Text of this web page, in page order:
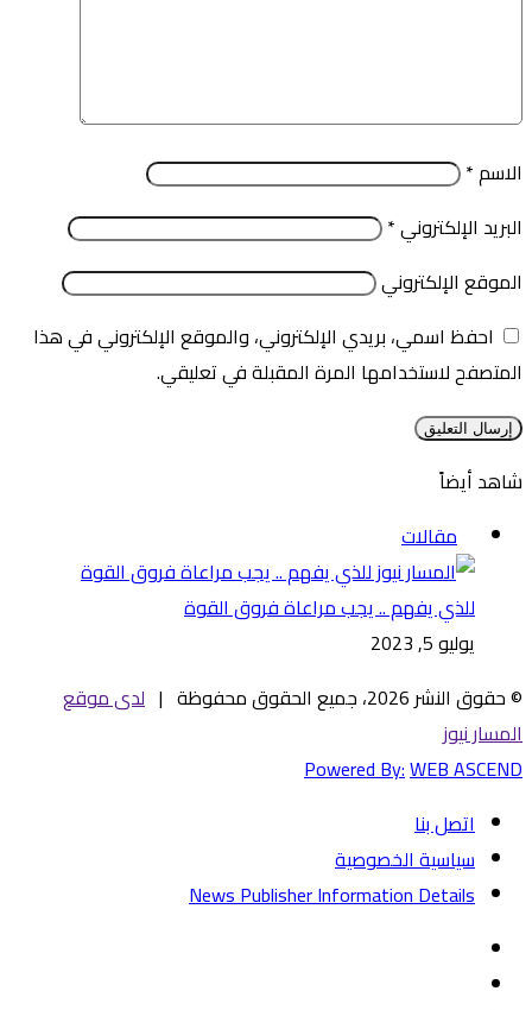
الاسم*
البريد الإلكتروني*
الموقع الإلكتروني
احفظ اسمي، بريدي الإلكتروني، والموقع الإلكتروني في هذا
المتصفح لاستخدامها المرة المقبلة في تعليقي.
شاهد أيضاً
مقالات
للذي يفهم .. يجب مراعاة فروق القوة
يوليو 5, 2023
© حقوق النشر 2026، جميع الحقوق محفوظة |
لدى موقع
المسار نيوز
Powered By:WEB ASCEND
اتصل بنا
سياسية الخصوصية
News Publisher Information Details